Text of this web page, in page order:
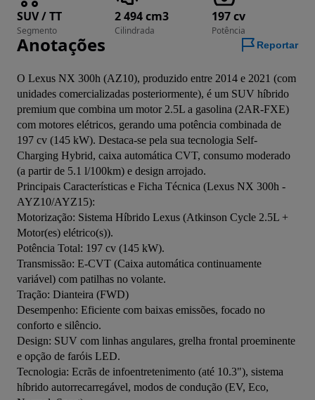
SUV / TT
Segmento
2 494 cm3
Cilindrada
197 cv
Potência
Anotações Reportar
O Lexus NX 300h (AZ10), produzido entre 2014 e 2021 (com
unidades comercializadas posteriormente), é um SUV híbrido
premium que combina um motor 2.5L a gasolina (2AR-FXE)
com motores elétricos, gerando uma potência combinada de
197 cv (145 kW). Destaca-se pela sua tecnologia Self-
Charging Hybrid, caixa automática CVT, consumo moderado
(a partir de 5.1 l/100km) e design arrojado.
Principais Características e Ficha Técnica (Lexus NX 300h -
AYZ10/AYZ15):
Motorização: Sistema Híbrido Lexus (Atkinson Cycle 2.5L +
Motor(es) elétrico(s)).
Potência Total: 197 cv (145 kW).
Transmissão: E-CVT (Caixa automática continuamente
variável) com patilhas no volante.
Tração: Dianteira (FWD)
Desempenho: Eficiente com baixas emissões, focado no
conforto e silêncio.
Design: SUV com linhas angulares, grelha frontal proeminente
e opção de faróis LED.
Tecnologia: Ecrãs de infoentretenimento (até 10.3"), sistema
híbrido autorrecarregável, modos de condução (EV, Eco,